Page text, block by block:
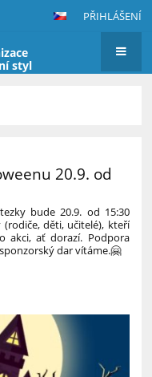
PŘIHLÁŠENÍ
styl
20.9. od
bude 20.9. od 15:30
děti, učitelé), kteří
akci, ať dorazí. Podpora
dar vítáme.🤗